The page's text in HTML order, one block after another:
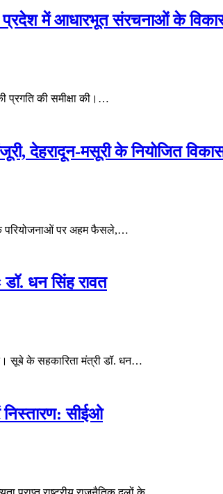
प्रदेश में आधारभूत संरचनाओं के
प्रगति की समीक्षा की।…
देहरादून-मसूरी के नियोजित
परियोजनाओं पर अहम फैसले,…
डॉ. धन सिंह रावत
सूबे के सहकारिता मंत्री डॉ. धन…
निस्तारण: सीईओ